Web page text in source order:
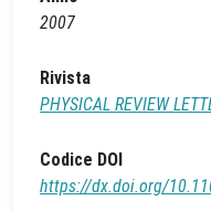
2007
Rivista
PHYSICAL REVIEW
Codice DOI
https://dx.doi.org/